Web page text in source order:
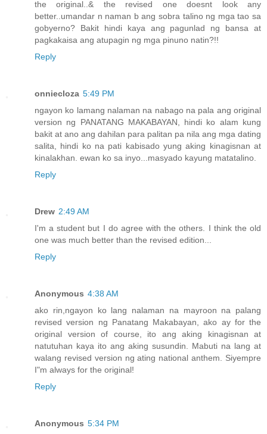
the original..& the revised one doesnt look any
better..umandar n naman b ang sobra talino ng mga tao sa
gobyerno? Bakit hindi kaya ang pagunlad ng bansa at
pagkakaisa ang atupagin ng mga pinuno natin?!!
Reply
onniecloza 5:49 PM
ngayon ko lamang nalaman na nabago na pala ang original
version ng PANATANG MAKABAYAN, hindi ko alam kung
bakit at ano ang dahilan para palitan pa nila ang mga dating
salita, hindi ko na pati kabisado yung aking kinagisnan at
kinalakhan. ewan ko sa inyo...masyado kayung matatalino.
Reply
Drew 2:49 AM
I'm a student but I do agree with the others. I think the old
one was much better than the revised edition...
Reply
Anonymous 4:38 AM
ako rin,ngayon ko lang nalaman na mayroon na palang
revised version ng Panatang Makabayan, ako ay for the
original version of course, ito ang aking kinagisnan at
natutuhan kaya ito ang aking susundin. Mabuti na lang at
walang revised version ng ating national anthem. Siyempre
I"m always for the original!
Reply
Anonymous 5:34 PM